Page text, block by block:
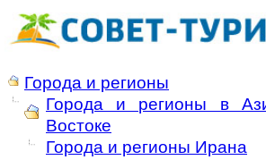
Города и регионы
Города и регионы в
Востоке
Города и регионы Ирана